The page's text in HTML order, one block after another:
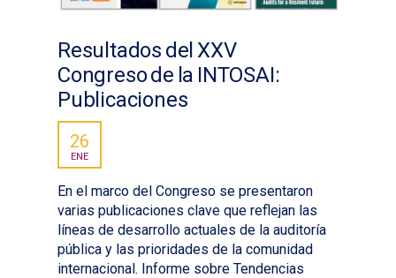
Resultados del XXV
Congreso de la INTOSAI:
Publicaciones
26
ENE
En el marco del Congreso se presentaron
varias publicaciones clave que reflejan las
líneas de desarrollo actuales de la auditoría
pública y las prioridades de la comunidad
internacional. Informe sobre Tendencias